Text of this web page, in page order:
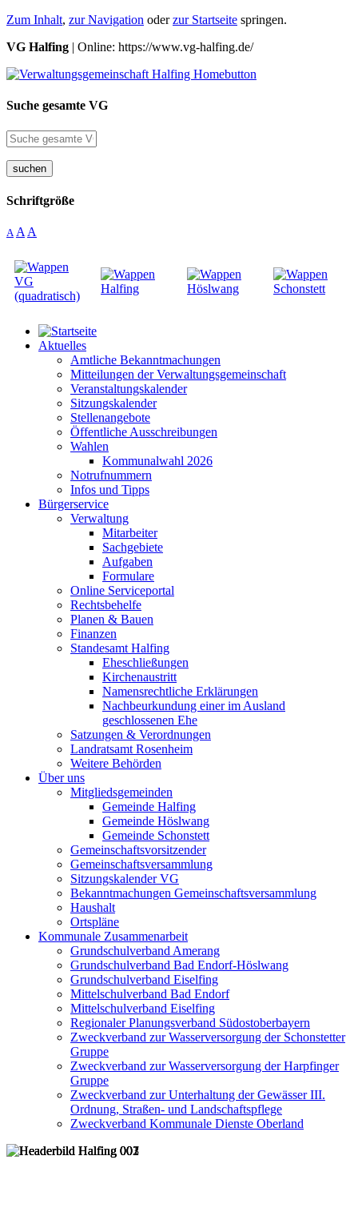
Zum Inhalt, zur Navigation oderzur Startseite springen.
VG Halfing | Online: https://www.vg-halfing.de/
Suche gesamte VG
suchen
Schriftgröße
A A A
Aktuelles
Amtliche Bekanntmachungen
Mitteilungen der Verwaltungsgemeinschaft
Veranstaltungskalender
Sitzungskalender
Stellenangebote
Öffentliche Ausschreibungen
Wahlen
Kommunalwahl 2026
Notrufnummern
Infos und Tipps
Bürgerservice
Verwaltung
Mitarbeiter
Sachgebiete
Aufgaben
Formulare
Online Serviceportal
Rechtsbehelfe
Planen & Bauen
Finanzen
Standesamt Halfing
Eheschließungen
Kirchenaustritt
Namensrechtliche Erklärungen
Nachbeurkundung einer im Ausland
geschlossenen Ehe
Satzungen & Verordnungen
Landratsamt Rosenheim
Weitere Behörden
Über uns
Mitgliedsgemeinden
Gemeinde Halfing
Gemeinde Höslwang
Gemeinde Schonstett
Gemeinschaftsvorsitzender
Gemeinschaftsversammlung
Sitzungskalender VG
Bekanntmachungen Gemeinschaftsversammlung
Haushalt
Ortspläne
Kommunale Zusammenarbeit
Grundschulverband Amerang
Grundschulverband Bad Endorf-Höslwang
Grundschulverband Eiselfing
Mittelschulverband Bad Endorf
Mittelschulverband Eiselfing
Regionaler Planungsverband Südostoberbayern
Zweckverband zur Wasserversorgung der Schonstetter
Gruppe
Zweckverband zur Wasserversorgung der Harpfinger
Gruppe
Zweckverband zur Unterhaltung der Gewässer III.
Ordnung, Straßen- und Landschaftspflege
Zweckverband Kommunale Dienste Oberland